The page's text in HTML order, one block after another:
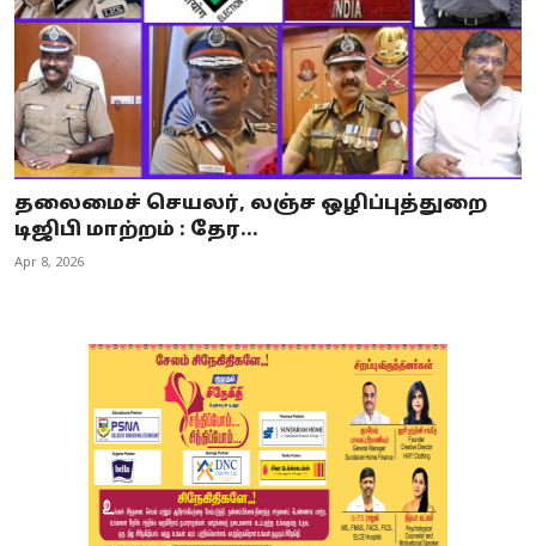
தலைமைச் செயலர், லஞ்ச ஒழிப்புத்துறை
டிஜிபி மாற்றம் : தேர...
Apr 8, 2026